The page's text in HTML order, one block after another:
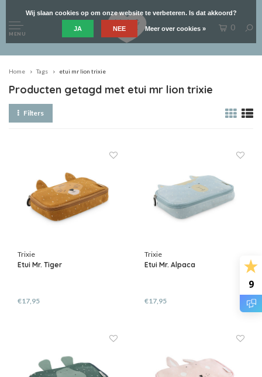
9
MENU
0
Home Tags etui mr lion trixie
Producten getagd met etui mr lion trixie
Filters
Trixie
Etui Mr. Tiger
€17,95
Trixie
Etui Mr. Alpaca
€17,95
Wij slaan cookies op om onze website te verbeteren. Is dat akkoord?
JA NEE Meer over cookies »